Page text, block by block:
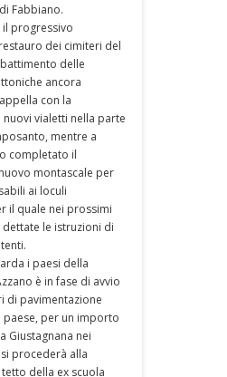
Fabbiano.
progressivo
dei cimiteri del
delle
ancora
con la
vialetti nella parte
mentre a
completato il
montascale per
ai loculi
il quale nei prossimi
le istruzioni di
i paesi della
è in fase di avvio
di pavimentazione
per un importo
Giustagnana nei
procederà alla
della ex scuola